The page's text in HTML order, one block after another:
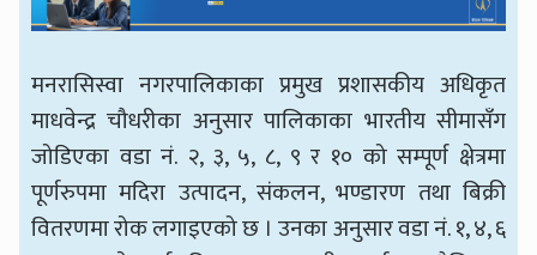
मनरासिस्वा नगरपालिकाका प्रमुख प्रशासकीय अधिकृत
माधवेन्द्र चौधरीका अनुसार पालिकाका भारतीय सीमासँग
जोडिएका वडा नं. २, ३, ५, ८, ९ र १० को सम्पूर्ण क्षेत्रमा
पूर्णरुपमा मदिरा उत्पादन, संकलन, भण्डारण तथा बिक्री
वितरणमा रोक लगाइएको छ । उनका अनुसार वडा नं. १, ४, ६